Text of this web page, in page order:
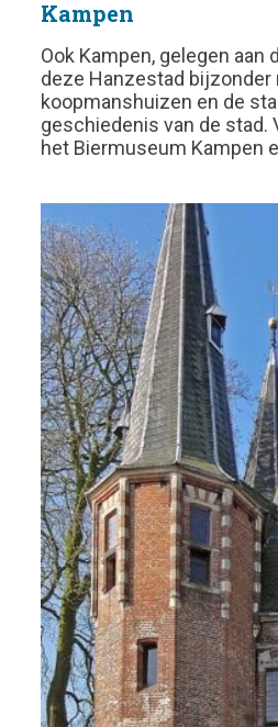
Kampen
Ook Kampen, gelegen
deze Hanzestad bijzonder
koopmanshuizen en de
geschiedenis van de stad.
het Biermuseum Kampen